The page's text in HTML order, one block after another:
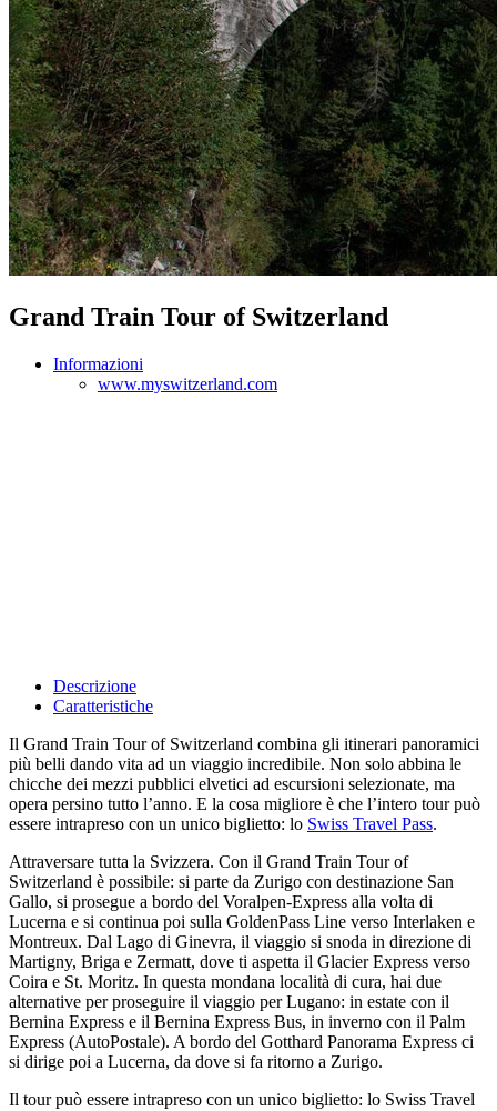
Grand Train Tour of Switzerland
Informazioni
www.myswitzerland.com
Descrizione
Caratteristiche
Il Grand Train Tour of Switzerland combina gli itinerari panoramici
più belli dando vita ad un viaggio incredibile. Non solo abbina le
chicche dei mezzi pubblici elvetici ad escursioni selezionate, ma
opera persino tutto l’anno. E la cosa migliore è che l’intero tour può
essere intrapreso con un unico biglietto: lo Swiss Travel Pass.
Attraversare tutta la Svizzera. Con il Grand Train Tour of
Switzerland è possibile: si parte da Zurigo con destinazione San
Gallo, si prosegue a bordo del Voralpen-Express alla volta di
Lucerna e si continua poi sulla GoldenPass Line verso Interlaken e
Montreux. Dal Lago di Ginevra, il viaggio si snoda in direzione di
Martigny, Briga e Zermatt, dove ti aspetta il Glacier Express verso
Coira e St. Moritz. In questa mondana località di cura, hai due
alternative per proseguire il viaggio per Lugano: in estate con il
Bernina Express e il Bernina Express Bus, in inverno con il Palm
Express (AutoPostale). A bordo del Gotthard Panorama Express ci
si dirige poi a Lucerna, da dove si fa ritorno a Zurigo.
Il tour può essere intrapreso con un unico biglietto: lo Swiss Travel